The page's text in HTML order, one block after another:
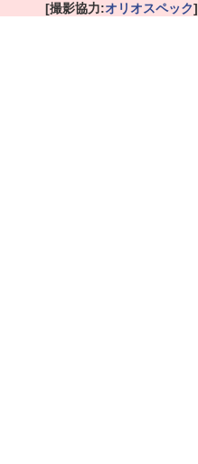
[撮影協力:オリオスペック]